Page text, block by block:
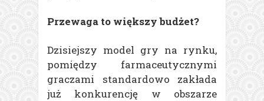
Przewaga to większy budżet?
Dzisiejszy model gry na rynku,
pomiędzy farmaceutycznymi
graczami standardowo zakłada
już konkurencję w obszarze